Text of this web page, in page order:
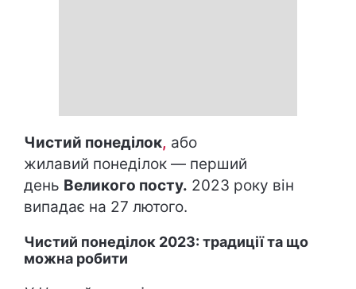
Чистий понеділок, або
жилавий понеділок — перший
день Великого посту. 2023 року він
випадає на 27 лютого.
Чистий понеділок 2023: традиції та що
можна робити